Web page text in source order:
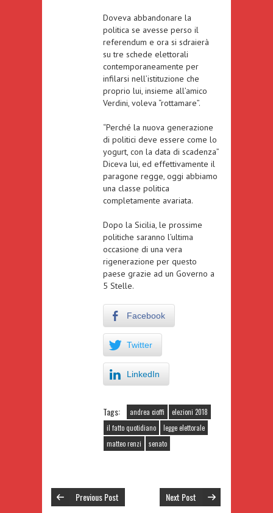
Doveva abbandonare la
politica se avesse perso il
referendum e ora si sdraierà
su tre schede elettorali
contemporaneamente per
infilarsi nell’istituzione che
proprio lui, insieme all’amico
Verdini, voleva “rottamare”.
“Perché la nuova generazione
di politici deve essere come lo
yogurt, con la data di scadenza”
Diceva lui, ed effettivamente il
paragone regge, oggi abbiamo
una classe politica
completamente avariata.
Dopo la Sicilia, le prossime
politiche saranno l’ultima
occasione di una vera
rigenerazione per questo
paese grazie ad un Governo a
5 Stelle.
Facebook
Twitter
LinkedIn
Tags: andrea cioffi
elezioni 2018
il fatto quotidiano
legge elettorale
matteo renzi
senato
Next Post
Previous Post